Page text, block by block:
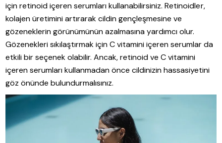
için retinoid içeren serumları kullanabilirsiniz. Retinoidler,
kolajen üretimini artırarak cildin gençleşmesine ve
gözeneklerin görünümünün azalmasına yardımcı olur.
Gözenekleri sıkılaştırmak için C vitamini içeren serumlar da
etkili bir seçenek olabilir. Ancak, retinoid ve C vitamini
içeren serumları kullanmadan önce cildinizin hassasiyetini
göz önünde bulundurmalısınız.